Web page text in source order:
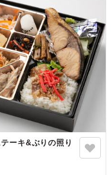
という豪華なお弁当でし
、どれも美味しくてクオリ
›会議
20
ーキ&ぶりの照り